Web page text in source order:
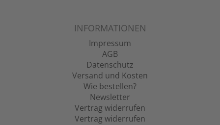
INFORMATIONEN
Impressum
AGB
Datenschutz
Versand und Kosten
Wie bestellen?
Newsletter
Vertrag widerrufen
Vertrag widerrufen